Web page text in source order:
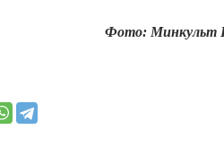
Фото: Минкульт